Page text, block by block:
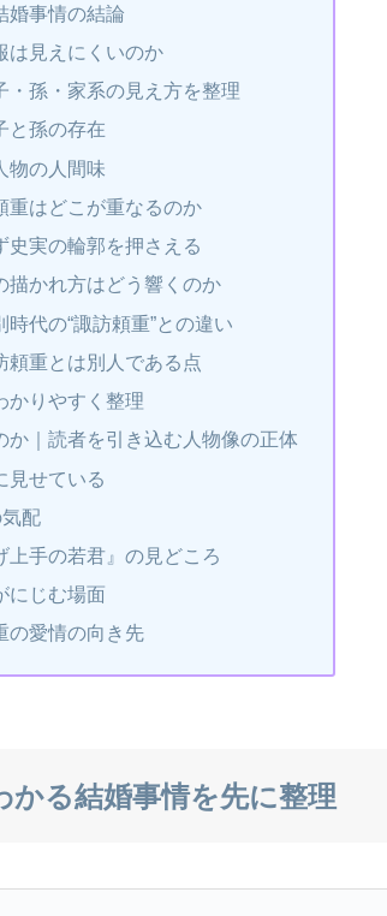
婚事情の結論
は見えにくいのか
孫・家系の見え方を整理
と孫の存在
物の人間味
重はどこが重なるのか
史実の輪郭を押さえる
描かれ方はどう響くのか
代の“諏訪頼重”との違い
頼重とは別人である点
かりやすく整理
｜読者を引き込む人物像の正体
見せている
配
上手の若君』の見どころ
にじむ場面
の愛情の向き先
かる結婚事情を先に整理